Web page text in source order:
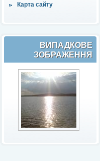
Карта сайту
ВИПАДКОВЕ
ЗОБРАЖЕННЯ